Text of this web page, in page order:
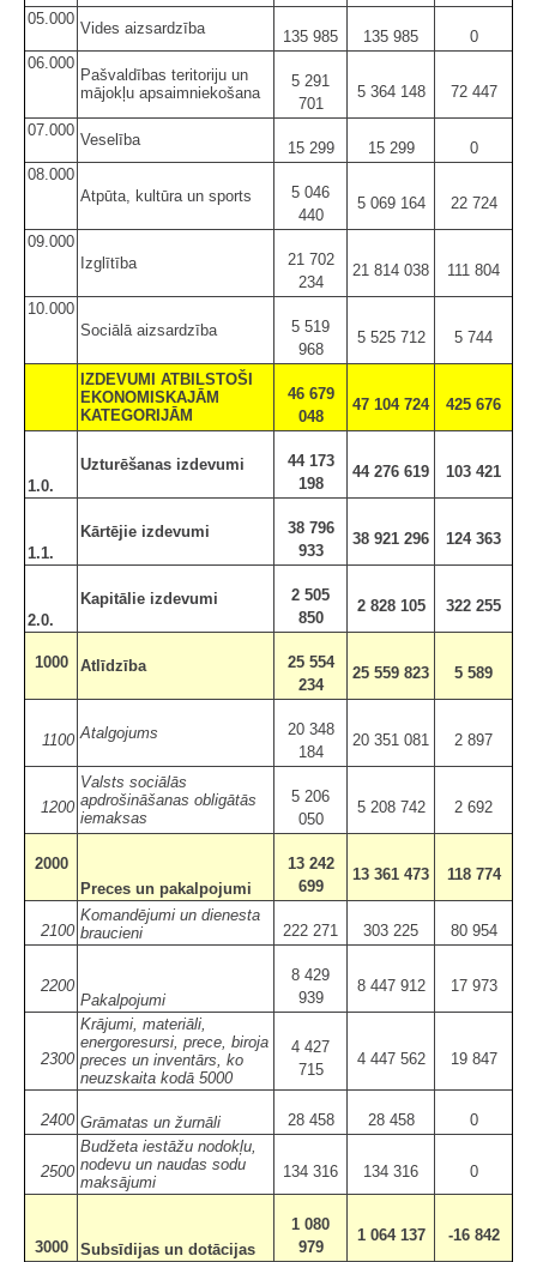
05.000
Vides aizsardzība 135 985 135 985
0
06.000
Pašvaldības teritoriju un
mājokļu apsaimniekošana
5 291
701
5 364 148 72 447
07.000
Veselība 15 299 15 299
0
08.000
Atpūta, kultūra un sports
5 046
440
5 069 164 22 724
09.000
Izglītība
21 702
234
21 814 038 111 804
10.000
Sociālā aizsardzība
5 519
968
5 525 712 5 744
IZDEVUMI ATBILSTOŠI
EKONOMISKAJĀM
KATEGORIJĀM
46 679
048
47 104 724 425 676
1.0.
Uzturēšanas izdevumi
44 173
198
44 276 619 103 421
1.1.
Kārtējie izdevumi
38 796
933
38 921 296 124 363
2.0.
Kapitālie izdevumi
2 505
850
2 828 105 322 255
1000 Atlīdzība
25 554
234
25 559 823 5 589
1100 Atalgojums
20 348
184
20 351 081 2 897
1200
Valsts sociālās
apdrošināšanas obligātās
iemaksas
5 206
050
5 208 742 2 692
2000
Preces un pakalpojumi
13 242
699
13 361 473 118 774
2100
Komandējumi un dienesta
braucieni
222 271 303 225 80 954
2200
Pakalpojumi
8 429
939
8 447 912 17 973
2300
Krājumi, materiāli,
energoresursi, prece, biroja
preces un inventārs, ko
neuzskaita kodā 5000
4 427
715
4 447 562 19 847
2400 Grāmatas un žurnāli 28 458 28 458 0
2500
Budžeta iestāžu nodokļu,
nodevu un naudas sodu
maksājumi
134 316 134 316 0
3000 Subsīdijas un dotācijas
1 080
979
1 064 137 -16 842